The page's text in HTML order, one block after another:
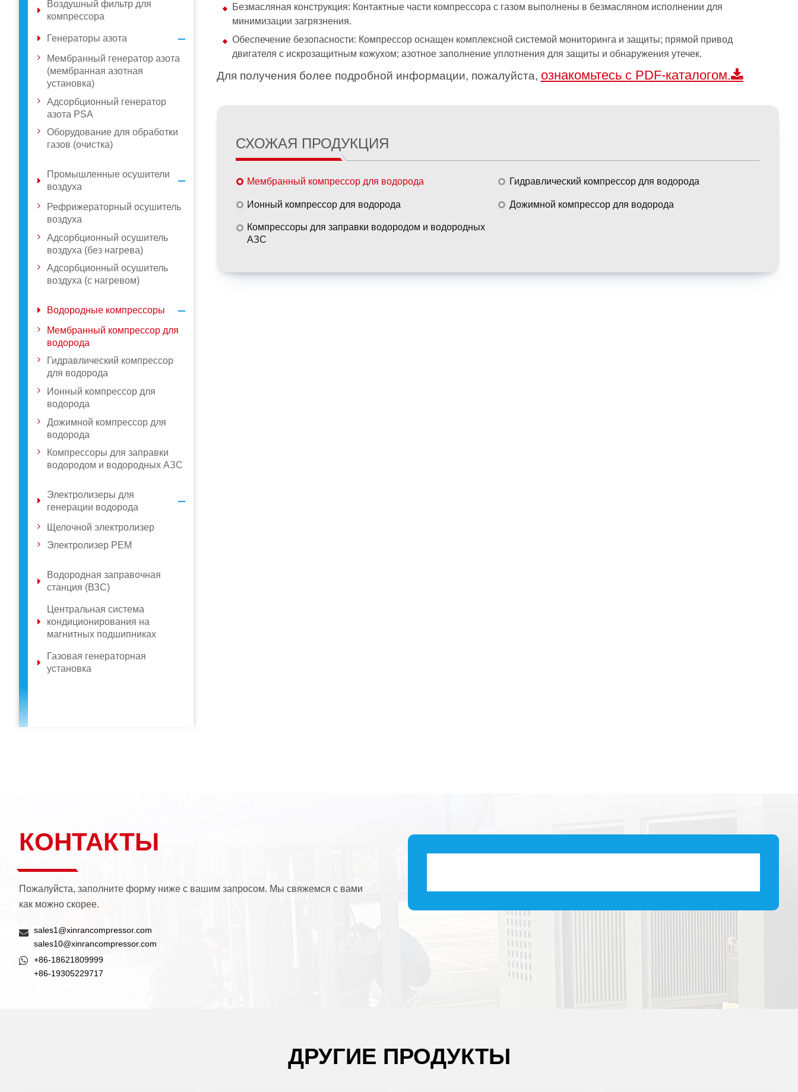
Безмасляная конструкция: Контактные части компрессора с газом выполнены в безмасляном исполнении для
минимизации загрязнения.
Обеспечение безопасности: Компрессор оснащен комплексной системой мониторинга и защиты; прямой привод
двигателя с искрозащитным кожухом; азотное заполнение уплотнения для защиты и обнаружения утечек.
Для получения более подробной информации, пожалуйста, ознакомьтесь с PDF-каталогом.
СХОЖАЯ ПРОДУКЦИЯ
Мембранный компрессор для водорода Гидравлический компрессор для водорода
Ионный компрессор для водорода Дожимной компрессор для водорода
Компрессоры для заправки водородом и водородных
АЗС
Воздушный фильтр для
компрессора
Генераторы азота
Мембранный генератор азота
(мембранная азотная
установка)
Адсорбционный генератор
азота PSA
Оборудование для обработки
газов (очистка)
Промышленные осушители
воздуха
Рефрижераторный осушитель
воздуха
Адсорбционный осушитель
воздуха (без нагрева)
Адсорбционный осушитель
воздуха (с нагревом)
Водородные компрессоры
Мембранный компрессор для
водорода
Гидравлический компрессор
для водорода
Ионный компрессор для
водорода
Дожимной компрессор для
водорода
Компрессоры для заправки
водородом и водородных АЗС
Электролизеры для
генерации водорода
Щелочной электролизер
Электролизер PEM
Водородная заправочная
станция (ВЗС)
Центральная система
кондиционирования на
магнитных подшипниках
Газовая генераторная
установка
КОНТАКТЫ
Пожалуйста, заполните форму ниже с вашим запросом. Мы свяжемся с вами
как можно скорее.
sales1@xinrancompressor.com
sales10@xinrancompressor.com
+86-18621809999
+86-19305229717
ДРУГИЕ ПРОДУКТЫ